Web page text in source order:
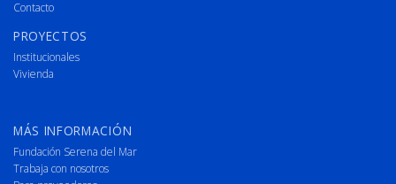
Contacto
PROYECTOS
Institucionales
Vivienda
MÁS INFORMACIÓN
Fundación Serena del Mar
Trabaja con nosotros